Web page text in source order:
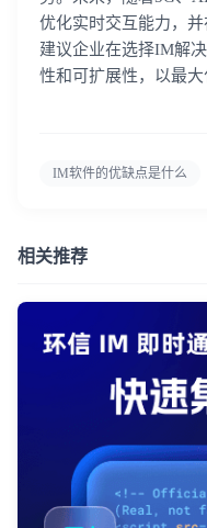
优化实时交互能力，并
建议企业在选择IM解
性和可扩展性，以最大
IM软件的优缺点是什么
相关推荐
我已阅读并同意
不了，谢谢